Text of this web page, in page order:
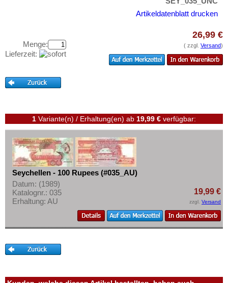
Tschad
Uganda
Zentralafrikanische Republik
Zentralafrikanische Staaten
Zimbabwe
Aufbewahrung
Informationen
Preislisten
Ankauf
Erhaltungsgrade
Gratisbanknoten
Zahlungsbedingungen
Artikeldatenblatt drucken
Menge:
Lieferzeit:
26,99 €
( zzgl. Versand)
1 Variante(n) / Erhaltung(en) ab 19,99 € verfügbar:
Seychellen - 100 Rupees (#035_AU)
Datum: (1989)
Katalognr.: 035
Erhaltung: AU
19,99 €
zzgl. Versand